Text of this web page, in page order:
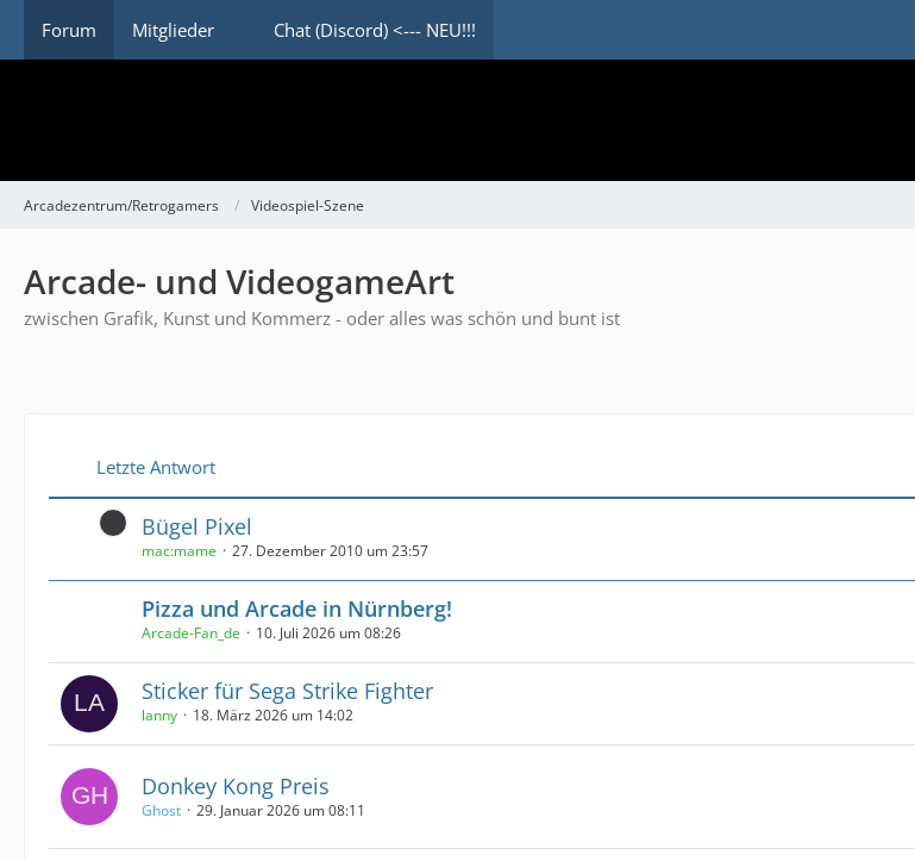
Forum Mitglieder Chat (Discord) <--- NEU!!!
Arcadezentrum/Retrogamers Videospiel-Szene
Arcade- und VideogameArt
zwischen Grafik, Kunst und Kommerz - oder alles was schön und bunt ist
Letzte Antwort
Bügel Pixel
mac:mame 27. Dezember 2010 um 23:57
Pizza und Arcade in Nürnberg!
Arcade-Fan_de 10. Juli 2026 um 08:26
Sticker für Sega Strike Fighter
lanny 18. März 2026 um 14:02
Donkey Kong Preis
Ghost 29. Januar 2026 um 08:11